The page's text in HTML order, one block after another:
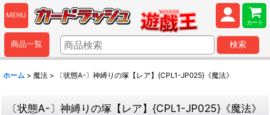
MENU
カート
商品一覧 検索
ホーム > 魔法 > 〔状態A-〕神縛りの塚【レア】{CPL1-JP025}《魔法》
〔状態A-〕神縛りの塚【レア】{CPL1-JP025}《魔法》